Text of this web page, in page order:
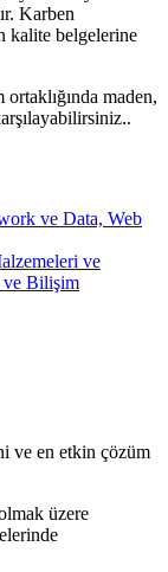
Karben
kalite belgelerine
ortaklığında maden,
ve Data, Web
ve
ve Bilişim
ve en etkin çözüm
üzere